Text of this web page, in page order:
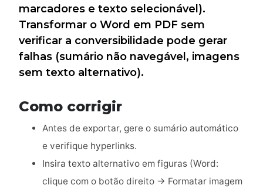
marcadores e texto selecionável).
Transformar o Word em PDF sem
verificar a conversibilidade pode gerar
falhas (sumário não navegável, imagens
sem texto alternativo).
Como corrigir
Antes de exportar, gere o sumário automático
e verifique hyperlinks.
Insira texto alternativo em figuras (Word:
clique com o botão direito → Formatar imagem